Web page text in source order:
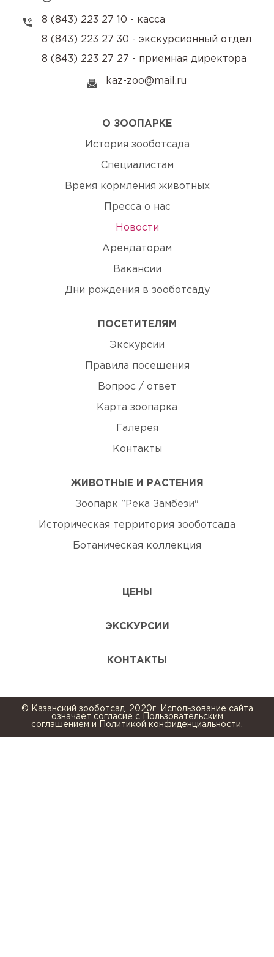
О ЗООПАРКЕ
История зооботсада
Специалистам
Время кормления животных
Пресса о нас
Новости
Арендаторам
Вакансии
Дни рождения в зооботсаду
ПОСЕТИТЕЛЯМ
Экскурсии
Правила посещения
Вопрос / ответ
Карта зоопарка
Галерея
Контакты
ЖИВОТНЫЕ И РАСТЕНИЯ
Зоопарк "Река Замбези"
Историческая территория зооботсада
Ботаническая коллекция
ЦЕНЫ
ЭКСКУРСИИ
КОНТАКТЫ
8 (843) 223 27 10 - касса
8 (843) 223 27 30 - экскурсионный отдел
8 (843) 223 27 27 - приемная директора
kaz-zoo@mail.ru
© Казанский зооботсад. 2020г. Использование сайта
означает согласие с
Пользовательским
соглашением и Политикой конфиденциальности